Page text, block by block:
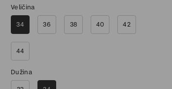
Veličina
34 36 38 40 42
44
Dužina